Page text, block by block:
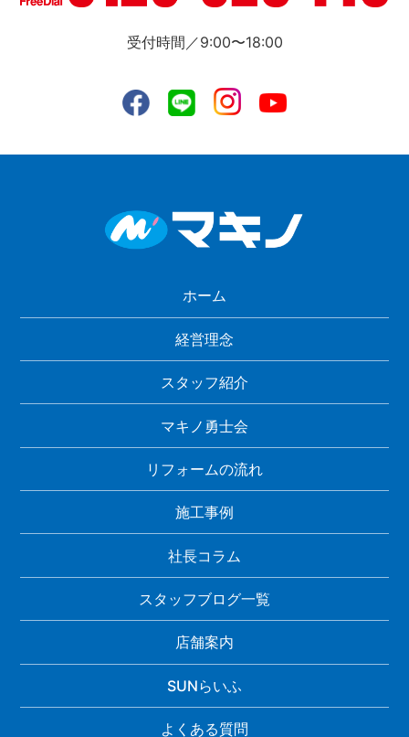
受付時間／9:00〜18:00
ホーム
経営理念
スタッフ紹介
マキノ勇士会
リフォームの流れ
施工事例
社長コラム
スタッフブログ一覧
店舗案内
SUNらいふ
よくある質問